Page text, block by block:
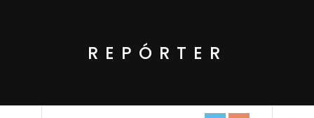
REPÓRTER